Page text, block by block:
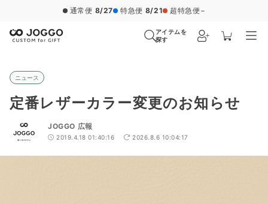
通常便 8/27 特急便 8/21 超特急便 −
アイテムを
探す
ニュース
定番レザーカラー変更のお知らせ
JOGGO 広報
2019.4.18 01:40:16 2026.8.6 10:04:17